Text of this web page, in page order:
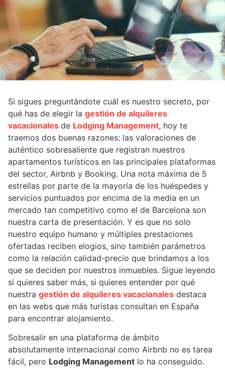
Si sigues preguntándote cuál es nuestro secreto, por
qué has de elegir la gestión de alquileres
vacacionales de Lodging Management, hoy te
traemos dos buenas razones: las valoraciones de
auténtico sobresaliente que registran nuestros
apartamentos turísticos en las principales plataformas
del sector, Airbnb y Booking. Una nota máxima de 5
estrellas por parte de la mayoría de los huéspedes y
servicios puntuados por encima de la media en un
mercado tan competitivo como el de Barcelona son
nuestra carta de presentación. Y es que no solo
nuestro equipo humano y múltiples prestaciones
ofertadas reciben elogios, sino también parámetros
como la relación calidad-precio que brindamos a los
que se deciden por nuestros inmuebles. Sigue leyendo
si quieres saber más, si quieres entender por qué
nuestra gestión de alquileres vacacionales destaca
en las webs que más turistas consultan en España
para encontrar alojamiento.
Sobresalir en una plataforma de ámbito
absolutamente internacional como Airbnb no es tarea
fácil, pero Lodging Management lo ha conseguido.